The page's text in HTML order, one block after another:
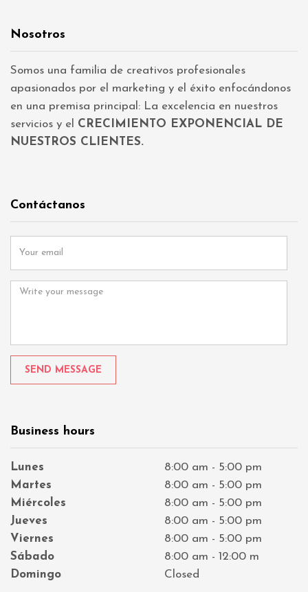
Nosotros
Somos una familia de creativos profesionales
apasionados por el marketing y el éxito enfocándonos
en una premisa principal: La excelencia en nuestros
servicios y el CRECIMIENTO EXPONENCIAL DE
NUESTROS CLIENTES.
Contáctanos
u
a
M
s
g
Business hours
Lunes
Martes
Miércoles
Jueves
Viernes
Sábado
Domingo
8:00 am - 5:00 pm
8:00 am - 5:00 pm
8:00 am - 5:00 pm
8:00 am - 5:00 pm
8:00 am - 5:00 pm
8:00 am - 12:00 m
Closed